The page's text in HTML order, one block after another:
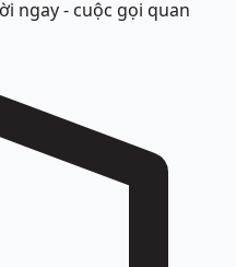
ngay - cuộc gọi quan